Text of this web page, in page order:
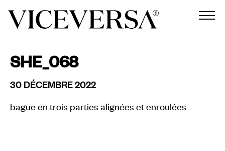
SHE_068
30 DÉCEMBRE 2022
bague en trois parties alignées et enroulées